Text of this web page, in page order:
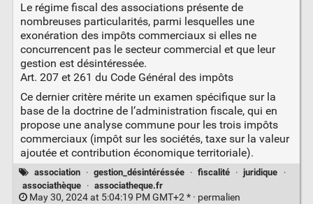
Le régime fiscal des associations présente de
nombreuses particularités, parmi lesquelles une
exonération des impôts commerciaux si elles ne
concurrencent pas le secteur commercial et que leur
gestion est désintéressée.
Art. 207 et 261 du Code Général des impôts
Ce dernier critère mérite un examen spécifique sur la
base de la doctrine de l’administration fiscale, qui en
propose une analyse commune pour les trois impôts
commerciaux (impôt sur les sociétés, taxe sur la valeur
ajoutée et contribution économique territoriale).
association · gestion_désintéréssée · fiscalité · juridique
·
associathèque
· associatheque.fr
May 30, 2024 at 5:04:19 PM GMT+2 * · permalien